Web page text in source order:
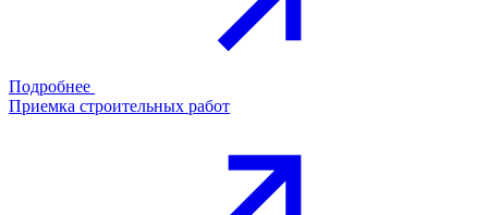
Подробнее
Приемка строительных работ